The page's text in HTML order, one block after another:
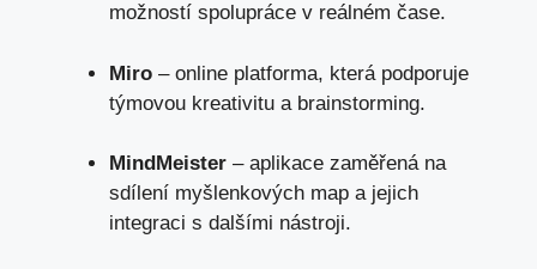
možností spolupráce v reálném čase.
Miro – online platforma, která podporuje
týmovou kreativitu a brainstorming.
MindMeister – aplikace zaměřená na
sdílení myšlenkových map a jejich
integraci s dalšími nástroji.